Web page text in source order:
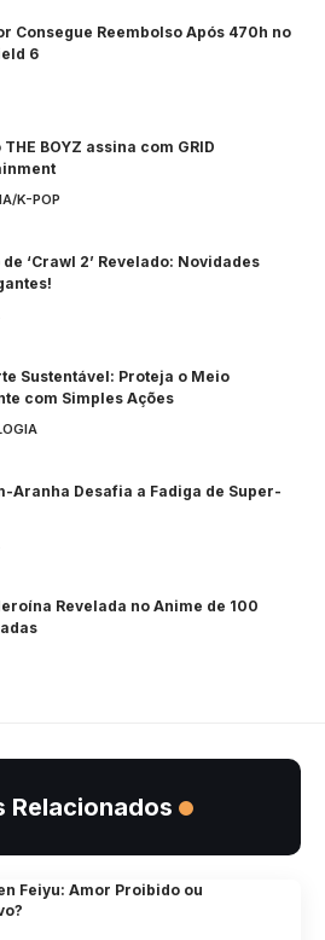
Consegue Reembolso Após 470h no
6
BOYZ assina com GRID
K-POP
‘Crawl 2’ Revelado: Novidades
Sustentável: Proteja o Meio
com Simples Ações
Aranha Desafia a Fadiga de Super-
Revelada no Anime de 100
Relacionados
Feiyu: Amor Proibido ou